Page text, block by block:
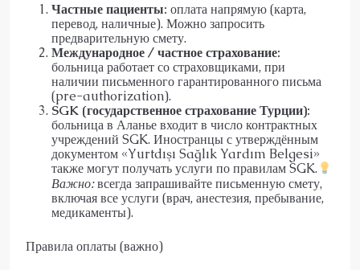
Частные пациенты: оплата напрямую (карта,
перевод, наличные). Можно запросить
предварительную смету.
Международное / частное страхование:
больница работает со страховщиками, при
наличии письменного гарантированного письма
(pre-authorization).
SGK (государственное страхование Турции):
больница в Аланье входит в число контрактных
учреждений SGK. Иностранцы с утверждённым
документом «Yurtdışı Sağlık Yardım Belgesi»
также могут получать услуги по правилам SGK.
Важно:всегда запрашивайте письменную смету,
включая все услуги (врач, анестезия, пребывание,
медикаменты).
Правила оплаты (важно)